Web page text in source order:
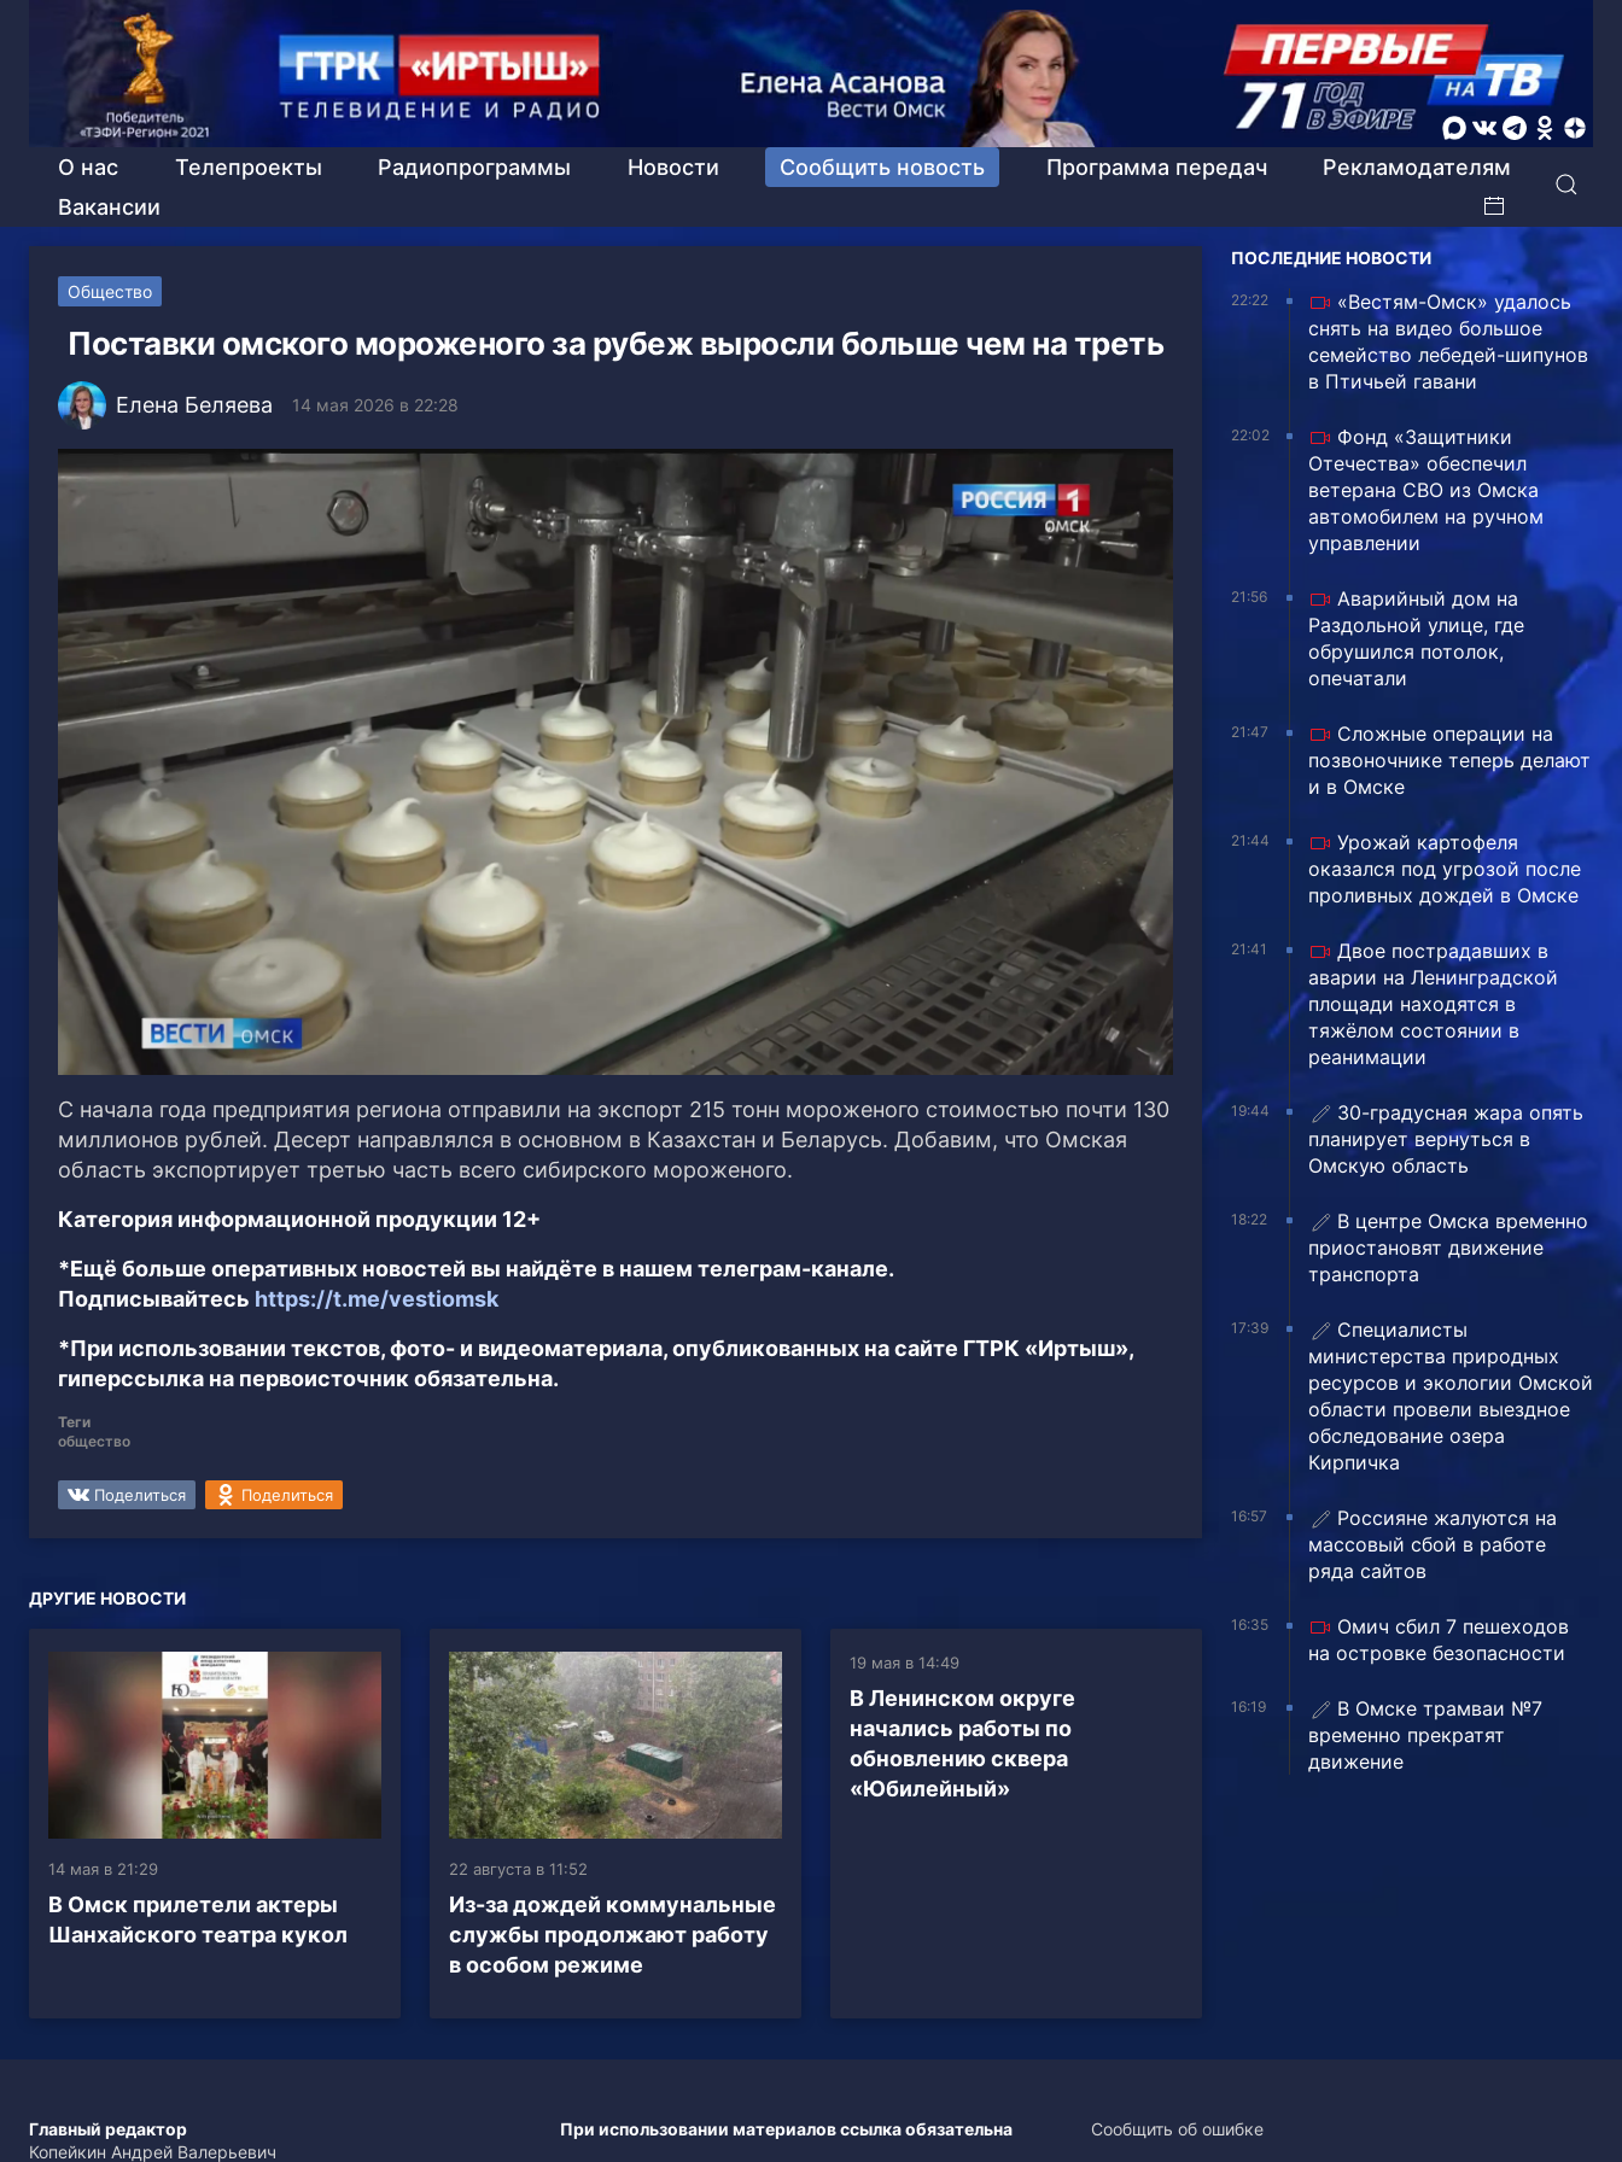
О нас Телепроекты Радиопрограммы Новости Сообщить новость Программа передач
Рекламодателям
Вакансии
Общество
Поставки омского мороженого за рубеж выросли больше чем на треть
Елена Беляева 14 мая 2026 в 22:28
С начала года предприятия региона отправили на экспорт 215 тонн мороженого стоимостью почти 130
миллионов рублей. Десерт направлялся в основном в Казахстан и Беларусь. Добавим, что Омская
область экспортирует третью часть всего сибирского мороженого.
Категория информационной продукции 12+
*Ещё больше оперативных новостей вы найдёте в нашем телеграм-канале.
Подписывайтесь https://t.me/vestiomsk
*При использовании текстов, фото- и видеоматериала, опубликованных на сайте ГТРК «Иртыш»,
гиперссылка на первоисточник обязательна.
Теги
общество
Поделиться Поделиться
ДРУГИЕ НОВОСТИ
14 мая в 21:29
В Омск прилетели актеры
Шанхайского театра кукол
22 августа в 11:52
Из-за дождей коммунальные
службы продолжают работу
в особом режиме
19 мая в 14:49
В Ленинском округе
начались работы по
обновлению сквера
«Юбилейный»
ПОСЛЕДНИЕ НОВОСТИ
22:22
«Вестям-Омск» удалось
снять на видео большое
семейство лебедей-шипунов
в Птичьей гавани
22:02
Фонд «Защитники
Отечества» обеспечил
ветерана СВО из Омска
автомобилем на ручном
управлении
21:56
Аварийный дом на
Раздольной улице, где
обрушился потолок,
опечатали
21:47
Сложные операции на
позвоночнике теперь делают
и в Омске
21:44
Урожай картофеля
оказался под угрозой после
проливных дождей в Омске
21:41
Двое пострадавших в
аварии на Ленинградской
площади находятся в
тяжёлом состоянии в
реанимации
19:44
30-градусная жара опять
планирует вернуться в
Омскую область
18:22
В центре Омска временно
приостановят движение
транспорта
17:39
Специалисты
министерства природных
ресурсов и экологии Омской
области провели выездное
обследование озера
Кирпичка
16:57
Россияне жалуются на
массовый сбой в работе
ряда сайтов
16:35
Омич сбил 7 пешеходов
на островке безопасности
16:19
В Омске трамваи №7
временно прекратят
движение
Главный редактор
Копейкин Андрей Валерьевич
При использовании материалов ссылка обязательна Сообщить об ошибке